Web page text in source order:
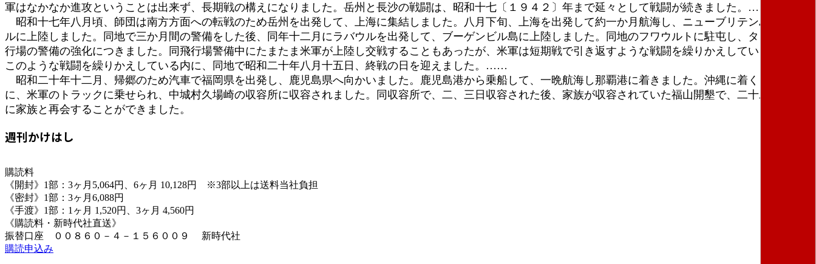
軍はなかなか進攻ということは出来ず、長期戦の構えになりました。岳州と長沙の戦闘は、昭和十七〔１９４２〕年まで延々として戦闘が続きました。……
昭和十七年八月頃、師団は南方方面への転戦のため岳州を出発して、上海に集結しました。八月下旬、上海を出発して約一か月航海し、ニューブリテン島ラバウ
ルに上陸しました。同地で三か月間の警備をした後、同年十二月にラバウルを出発して、ブーゲンビル島に上陸しました。同地のフワウルトに駐屯し、タロキナ飛
行場の警備の強化につきました。同飛行場警備中にたまたま米軍が上陸し交戦することもあったが、米軍は短期戦で引き返すような戦闘を繰りかえしていました。
このような戦闘を繰りかえしている内に、同地で昭和二十年八月十五日、終戦の日を迎えました。……
昭和二十年十二月、帰郷のため汽車で福岡県を出発し、鹿児島県へ向かいました。鹿児島港から乗船して、一晩航海し那覇港に着きました。沖縄に着くと同時
に、米軍のトラックに乗せられ、中城村久場崎の収容所に収容されました。同収容所で、二、三日収容された後、家族が収容されていた福山開墾で、二十二年ぶり
に家族と再会することができました。
週刊かけはし
購読料
《開封》1部：3ヶ月5,064円、6ヶ月 10,128円 ※3部以上は送料当社負担
《密封》1部：3ヶ月6,088円
《手渡》1部：1ヶ月 1,520円、3ヶ月 4,560円
《購読料・新時代社直送》
振替口座 ００８６０－４－１５６００９ 新時代社
購読申込み